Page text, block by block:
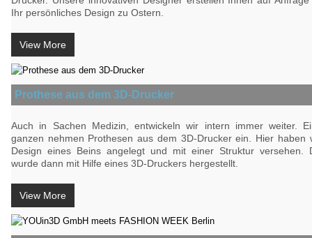
Ihr persönliches Design zu Ostern.
View More
Prothese aus dem 3D-Drucker
Auch in Sachen Medizin, entwickeln wir intern immer weiter.
ganzen nehmen Prothesen aus dem 3D-Drucker ein. Hier haben
Design eines Beins angelegt und mit einer Struktur versehen.
wurde dann mit Hilfe eines 3D-Druckers hergestellt.
View More